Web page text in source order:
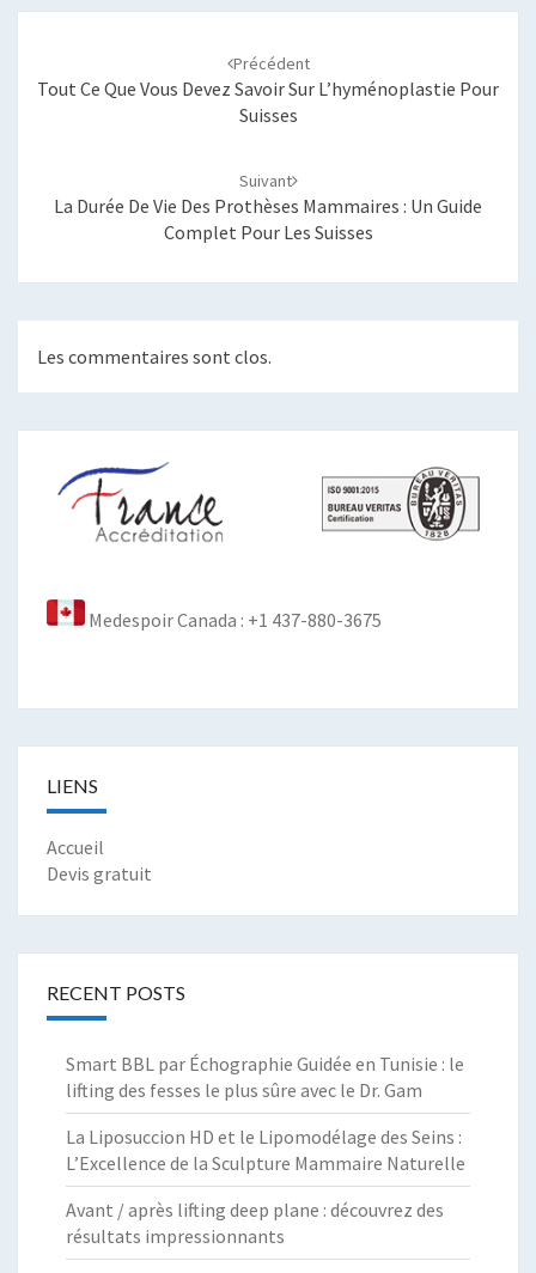
Précédent
Tout Ce Que Vous Devez Savoir Sur L’hyménoplastie Pour
Suisses
Suivant
La Durée De Vie Des Prothèses Mammaires : Un Guide
Complet Pour Les Suisses
Les commentaires sont clos.
Medespoir Canada : +1 437-880-3675
LIENS
Accueil
Devis gratuit
RECENT POSTS
Smart BBL par Échographie Guidée en Tunisie : le
lifting des fesses le plus sûre avec le Dr. Gam
La Liposuccion HD et le Lipomodélage des Seins :
L’Excellence de la Sculpture Mammaire Naturelle
Avant / après lifting deep plane : découvrez des
résultats impressionnants